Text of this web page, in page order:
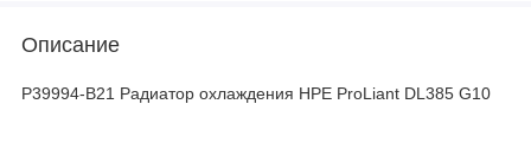
Описание
P39994-B21 Радиатор охлаждения HPE ProLiant DL385 G10